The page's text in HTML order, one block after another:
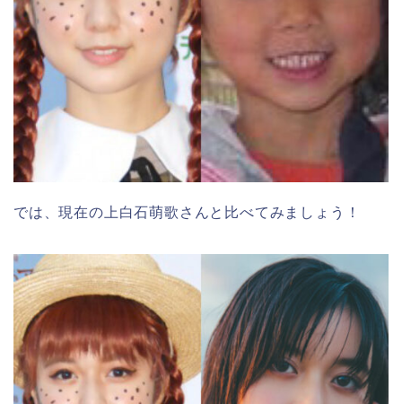
では、現在の上白石萌歌さんと比べてみましょう！